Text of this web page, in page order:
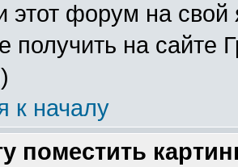
этот форум на
получить на сайте
к началу
поместить